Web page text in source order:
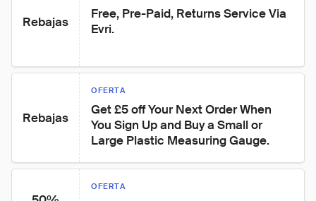
Rebajas
Free, Pre-Paid, Returns Service Via
Evri.
Rebajas
OFERTA
Get £5 off Your Next Order When
You Sign Up and Buy a Small or
Large Plastic Measuring Gauge.
OFERTA